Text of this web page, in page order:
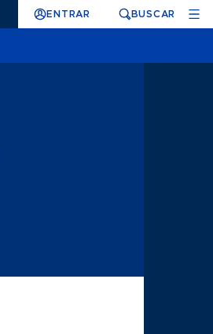
ENTRAR BUSCAR